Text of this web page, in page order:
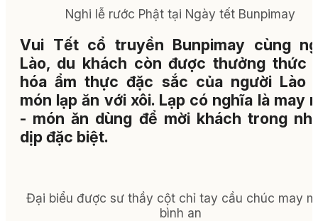
Nghi lễ rước Phật tại Ngày tết Bunpimay
Vui Tết cổ truyền Bunpimay cùng
Lào, du khách còn được thưởng thức
hóa ẩm thực đặc sắc của người Lào
món lạp ăn với xôi. Lạp có nghĩa là may
- món ăn dùng để mời khách trong
dịp đặc biệt.
Đại biểu được sư thầy cột chỉ tay cầu chúc may
bình an